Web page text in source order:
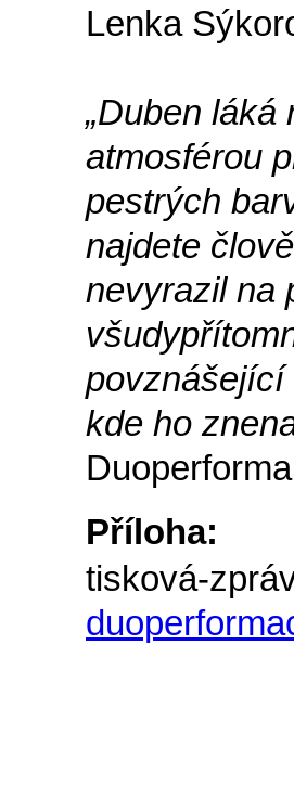
Lenka
„Duben
atmosférou
pestrých
najdete
nevyrazil na
povznášející
kde ho
Příloha:
tisková-